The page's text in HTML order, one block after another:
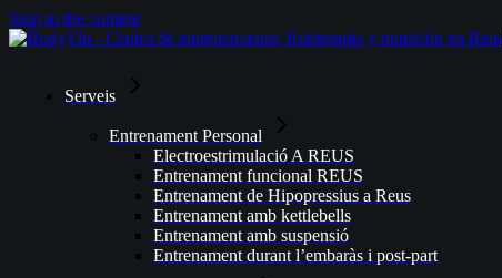
Skip to the content
Serveis
Entrenament Personal
Electroestrimulació A REUS
Entrenament funcional REUS
Entrenament de Hipopressius a Reus
Entrenament amb kettlebells
Entrenament amb suspensió
Entrenament durant l’embaràs i post-part